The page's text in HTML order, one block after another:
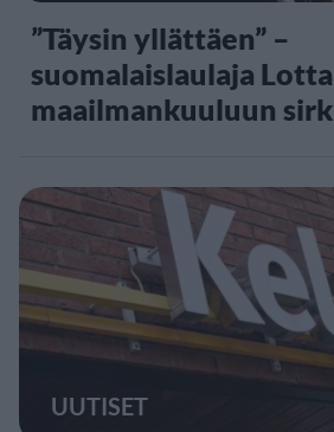
”Täysin yllättäen” –
suomalaislaulaja
maailmankuuluun
UUTISET